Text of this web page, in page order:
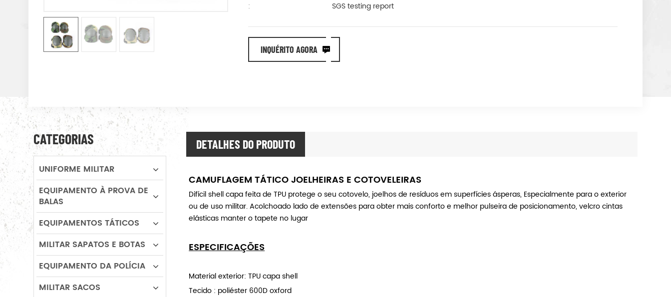
:
SGS testing report
INQUÉRITO AGORA
DETALHES DO PRODUTO
CAMUFLAGEM TÁTICO JOELHEIRAS E COTOVELEIRAS
Difícil shell capa feita de TPU protege o seu cotovelo, joelhos de resíduos em superfícies ásperas, Especialmente para o exterior
ou de uso militar. Acolchoado lado de extensões para obter mais conforto e melhor pulseira de posicionamento, velcro cintas
elásticas manter o tapete no lugar
ESPECIFICAÇÕES
Material exterior: TPU capa shell
Tecido : poliéster 600D oxford
CATEGORIAS
UNIFORME MILITAR
EQUIPAMENTO À PROVA DE
BALAS
EQUIPAMENTOS TÁTICOS
MILITAR SAPATOS E BOTAS
EQUIPAMENTO DA POLÍCIA
MILITAR SACOS